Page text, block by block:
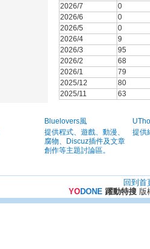
2026/7
0
2026/6
0
2026/5
0
2026/4
9
2026/3
95
2026/2
68
2026/1
79
2025/12
80
2025/11
63
Bluelovers風
提供程式、遊戲、動漫、
腐物、Discuz插件及文章
創作等主題討論區。
提供
回到首
YODONE 躍動特搜版